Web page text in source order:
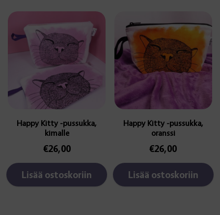
Happy Kitty -pussukka,
kimalle
€26,00
Lisää ostoskoriin
Happy Kitty -pussukka,
oranssi
€26,00
Lisää ostoskoriin